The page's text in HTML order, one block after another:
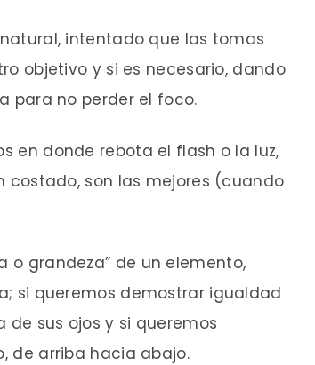
intentado que las tomas
objetivo y si es necesario, dando
para no perder el foco.
en donde rebota el flash o la luz,
son las mejores (cuando
o grandeza” de un elemento,
si queremos demostrar igualdad
sus ojos y si queremos
de arriba hacia abajo.